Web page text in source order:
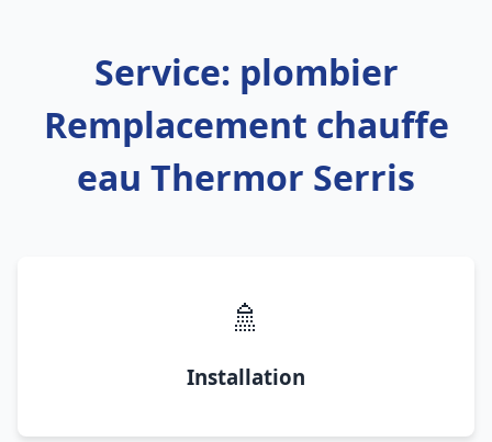
Service: plombier
Remplacement chauffe
eau Thermor Serris
🚿
Installation